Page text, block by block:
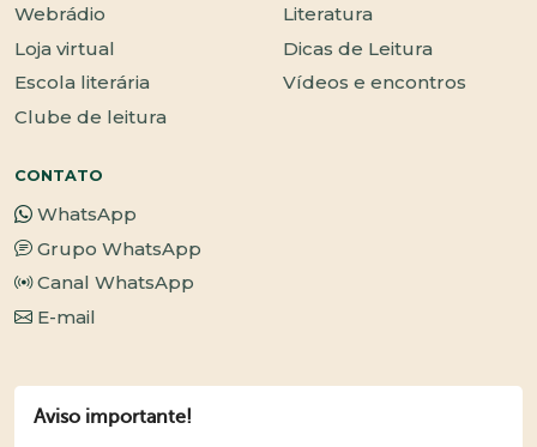
Webrádio
Loja virtual
Escola literária
Clube de leitura
Literatura
Dicas de Leitura
Vídeos e encontros
CONTATO
WhatsApp
Grupo WhatsApp
Canal WhatsApp
E-mail
Aviso importante!